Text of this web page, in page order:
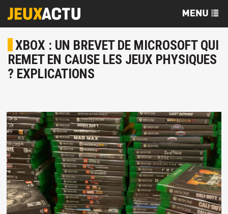
XBOX : UN BREVET DE MICROSOFT QUI
REMET EN CAUSE LES JEUX PHYSIQUES
? EXPLICATIONS